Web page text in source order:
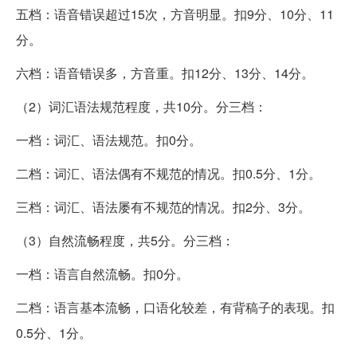
五档：语音错误超过15次，方音明显。扣9分、10分、11
分。
六档：语音错误多，方音重。扣12分、13分、14分。
（2）词汇语法规范程度，共10分。分三档：
一档：词汇、语法规范。扣0分。
二档：词汇、语法偶有不规范的情况。扣0.5分、1分。
三档：词汇、语法屡有不规范的情况。扣2分、3分。
（3）自然流畅程度，共5分。分三档：
一档：语言自然流畅。扣0分。
二档：语言基本流畅，口语化较差，有背稿子的表现。扣
0.5分、1分。